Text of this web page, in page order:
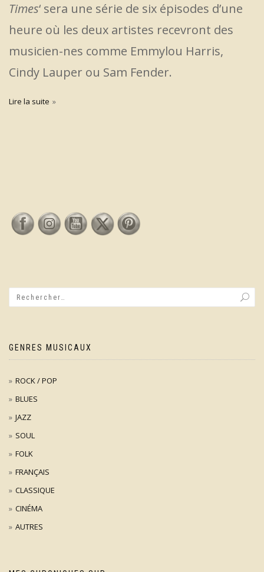
Times‘ sera une série de six épisodes d’une
heure où les deux artistes recevront des
musicien-nes comme Emmylou Harris,
Cindy Lauper ou Sam Fender.
Lire la suite
GENRES MUSICAUX
ROCK / POP
BLUES
JAZZ
SOUL
FOLK
FRANÇAIS
CLASSIQUE
CINÉMA
AUTRES